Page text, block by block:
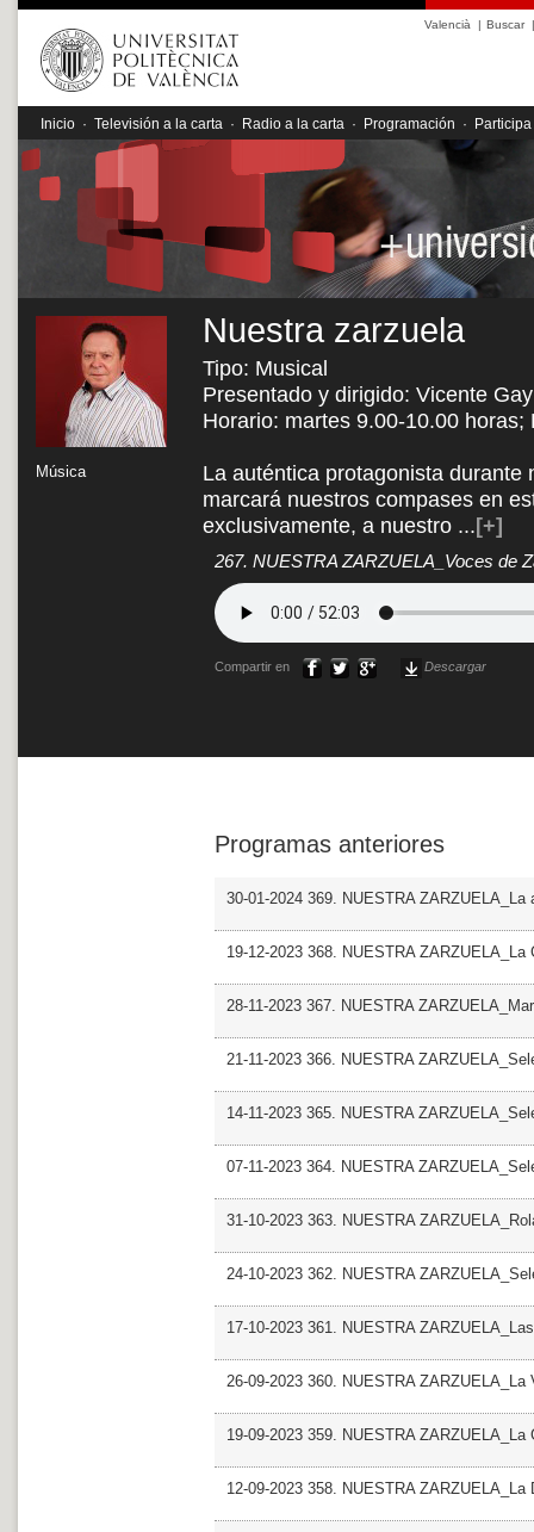
Valencià | Buscar|
Inicio · Televisión a la carta · Radio a la carta · Programación · Participa
Música
Nuestra zarzuela
Tipo: Musical
Presentado y dirigido: Vicente Gay
Horario: martes 9.00-10.00
La auténtica protagonista
marcará nuestros compases en
exclusivamente, a nuestro ...[+]
267. NUESTRA ZARZUELA_Voces de
Compartir en Descargar
Programas anteriores
30-01-2024 369. NUESTRA
19-12-2023 368. NUESTRA ZARZUELA_La
28-11-2023 367. NUESTRA
21-11-2023 366. NUESTRA
14-11-2023 365. NUESTRA
07-11-2023 364. NUESTRA
31-10-2023 363. NUESTRA
24-10-2023 362. NUESTRA
17-10-2023 361. NUESTRA
26-09-2023 360. NUESTRA ZARZUELA_La
19-09-2023 359. NUESTRA
12-09-2023 358. NUESTRA